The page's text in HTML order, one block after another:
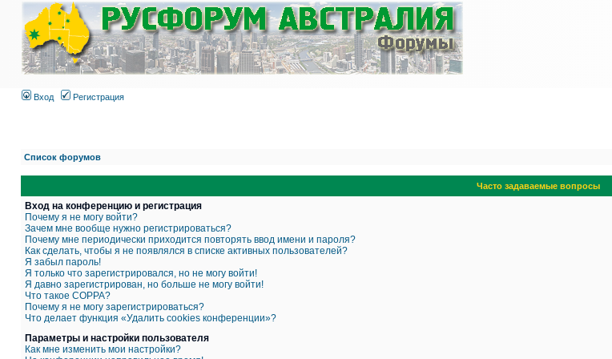
Вход Регистрация
Список форумов
Часто задаваемые вопросы
Вход на конференцию и регистрация
Почему я не могу войти?
Зачем мне вообще нужно регистрироваться?
Почему мне периодически приходится повторять ввод имени и пароля?
Как сделать, чтобы я не появлялся в списке активных пользователей?
Я забыл пароль!
Я только что зарегистрировался, но не могу войти!
Я давно зарегистрирован, но больше не могу войти!
Что такое COPPA?
Почему я не могу зарегистрироваться?
Что делает функция «Удалить cookies конференции»?
Параметры и настройки пользователя
Как мне изменить мои настройки?